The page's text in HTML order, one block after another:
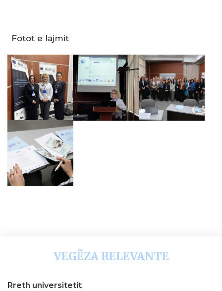
Fotot e lajmit
VEGËZA RELEVANTE
Rreth universitetit